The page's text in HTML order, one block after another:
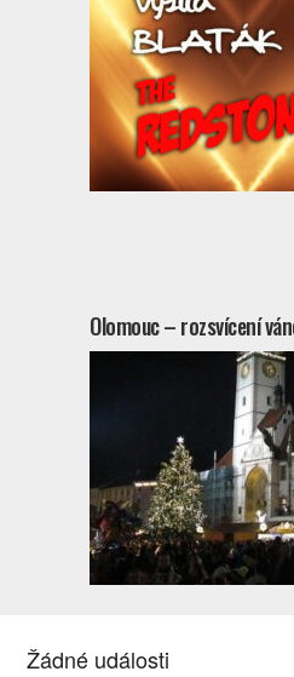
Olomouc – rozsvícení
Žádné události